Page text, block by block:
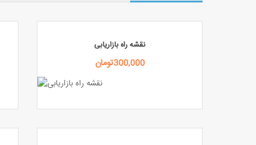
نقشه راه بازاریابی
300,000تومان